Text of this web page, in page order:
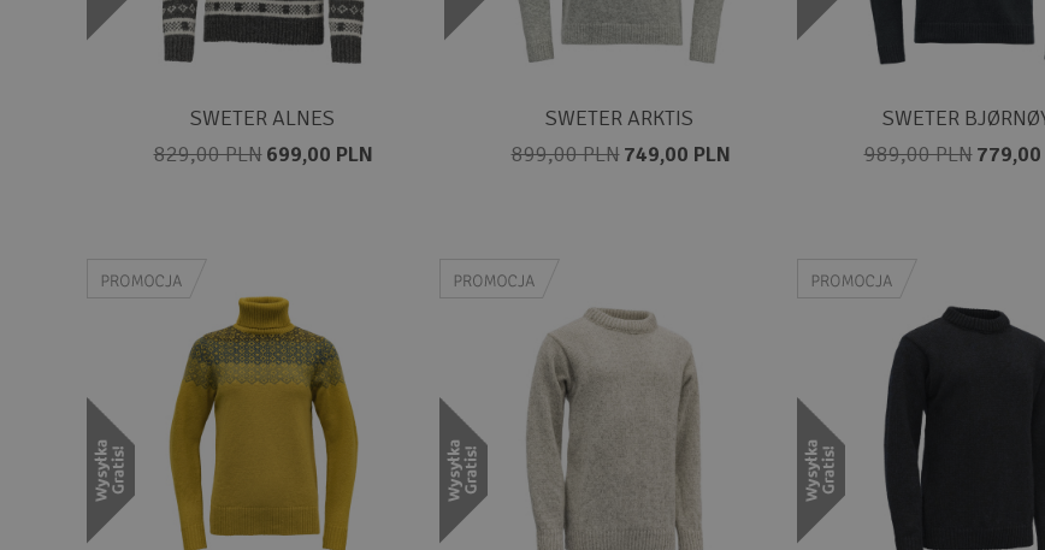
SWETER ALNES
829,00 PLN 699,00 PLN
SWETER ARKTIS
899,00 PLN 749,00 PLN
SWETER
989,00 PLN 779,00